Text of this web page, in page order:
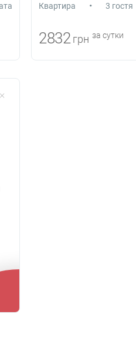
Квартира • 3 гостя
2832 грн за сутки